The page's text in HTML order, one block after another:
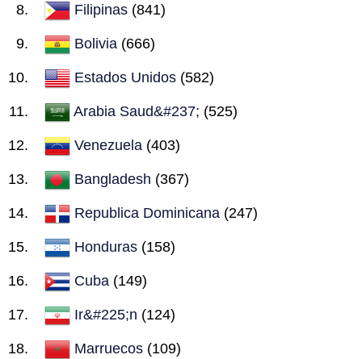
Filipinas (841)
Bolivia (666)
Estados Unidos (582)
Arabia Saud&#237; (525)
Venezuela (403)
Bangladesh (367)
Republica Dominicana (247)
Honduras (158)
Cuba (149)
Ir&#225;n (124)
Marruecos (109)